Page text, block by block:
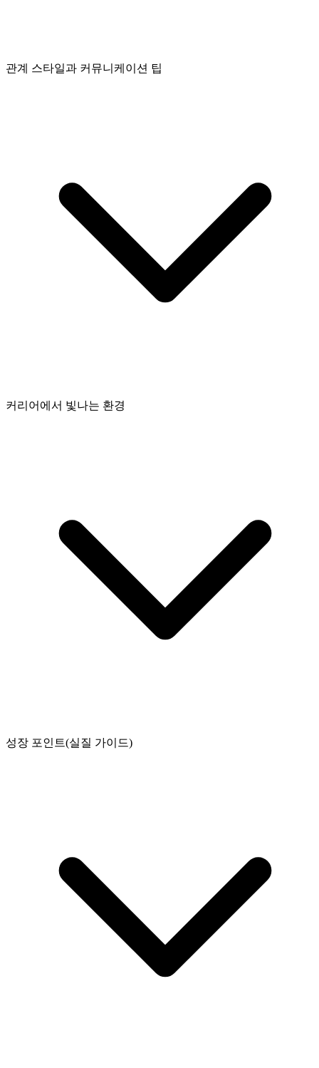
관계 스타일과 커뮤니케이션 팁
커리어에서 빛나는 환경
성장 포인트(실질 가이드)